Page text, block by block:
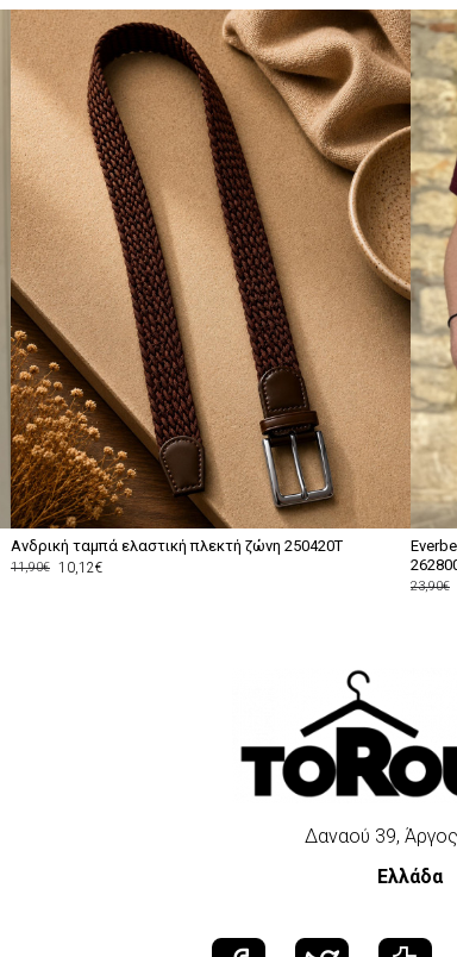
Ανδρική ταμπά ελαστική πλεκτή ζώνη 250420T
10,12€
11,90€
23,90€
Δαναού 39,
Ελλάδα